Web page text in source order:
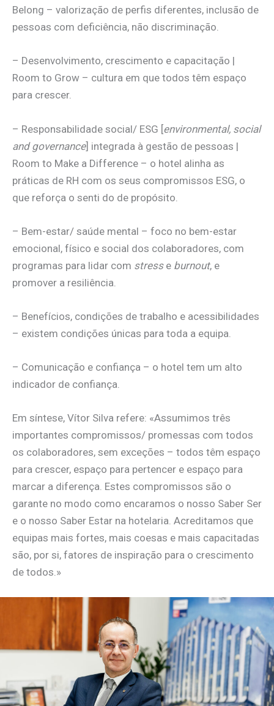
Belong – valorização de perfis diferentes, inclusão de
pessoas com deficiência, não discriminação.
– Desenvolvimento, crescimento e capacitação |
Room to Grow – cultura em que todos têm espaço
para crescer.
– Responsabilidade social/ ESG [environmental, social
and governance] integrada à gestão de pessoas |
Room to Make a Difference – o hotel alinha as
práticas de RH com os seus compromissos ESG, o
que reforça o senti do de propósito.
– Bem-estar/ saúde mental – foco no bem-estar
emocional, físico e social dos colaboradores, com
programas para lidar com stresse burnout, e
promover a resiliência.
– Benefícios, condições de trabalho e acessibilidades
– existem condições únicas para toda a equipa.
– Comunicação e confiança – o hotel tem um alto
indicador de confiança.
Em síntese, Vítor Silva refere: «Assumimos três
importantes compromissos/ promessas com todos
os colaboradores, sem exceções – todos têm espaço
para crescer, espaço para pertencer e espaço para
marcar a diferença. Estes compromissos são o
garante no modo como encaramos o nosso Saber Ser
e o nosso Saber Estar na hotelaria. Acreditamos que
equipas mais fortes, mais coesas e mais capacitadas
são, por si, fatores de inspiração para o crescimento
de todos.»